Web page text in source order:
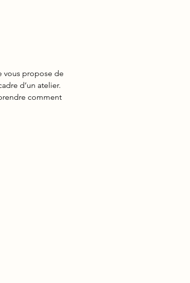
vous propose de
d’un atelier.
comment